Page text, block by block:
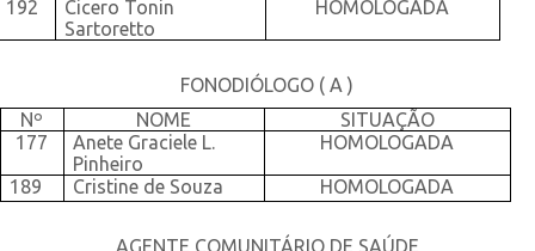
192
Cicero Tonin
Sartoretto
HOMOLOGADA
FONODIÓLOGO ( A )
Nº
NOME
SITUAÇÃO
177
Anete Graciele L.
Pinheiro
HOMOLOGADA
189 Cristine de Souza HOMOLOGADA
AGENTE COMUNITÁRIO DE SAÚDE